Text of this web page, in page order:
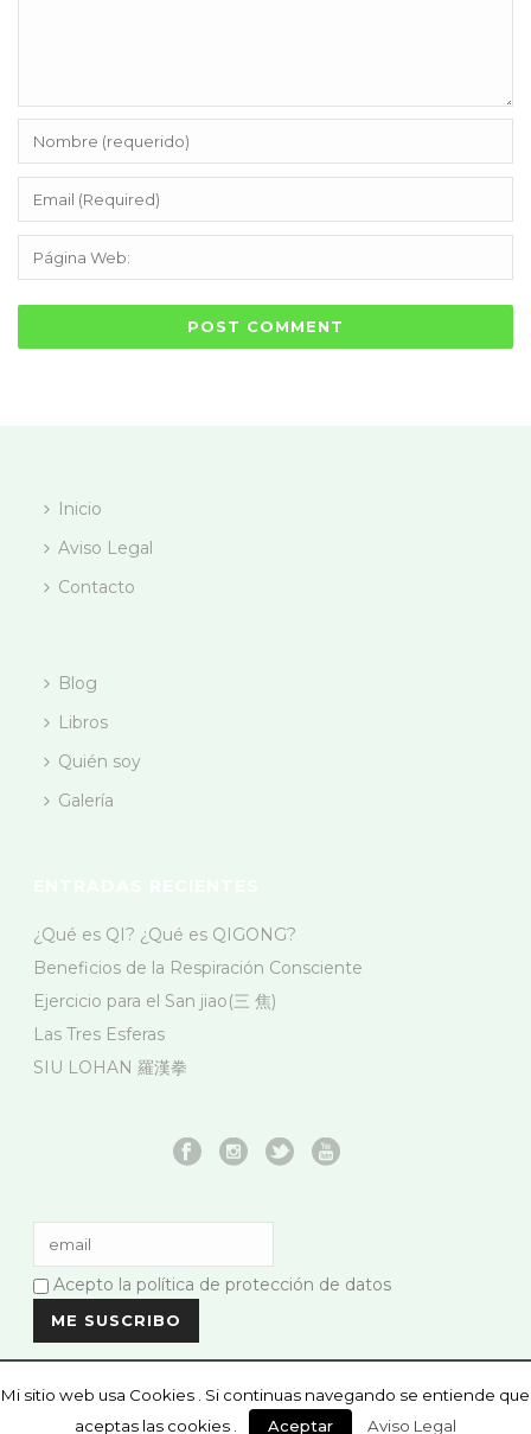
Inicio
Aviso Legal
Contacto
Blog
Libros
Quién soy
Galería
¿Qué es QI? ¿Qué es QIGONG?
Beneficios de la Respiración Consciente
Ejercicio para el San jiao(三 焦)
Las Tres Esferas
SIU LOHAN 羅漢拳
Acepto la política de protección de datos
Mi sitio web usa Cookies . Si continuas navegando se entiende que
aceptas las cookies .
Aceptar Aviso Legal